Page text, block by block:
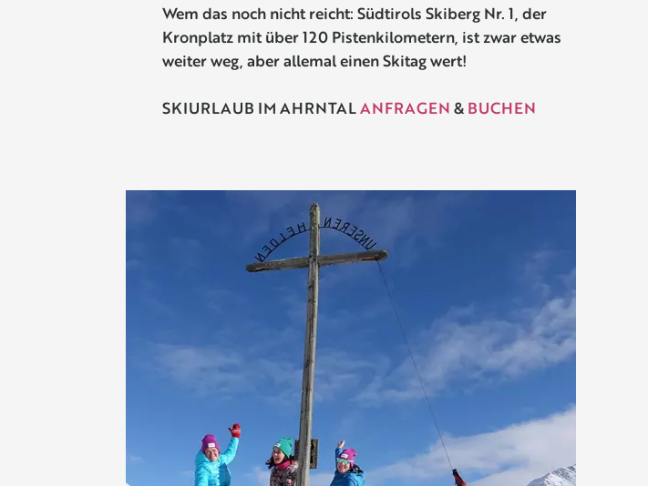
Wem das noch nicht reicht: Südtirols Skiberg Nr. 1, der
Kronplatz mit über 120 Pistenkilometern, ist zwar etwas
weiter weg, aber allemal einen Skitag wert!
SKIURLAUB IM AHRNTALANFRAGEN & BUCHEN